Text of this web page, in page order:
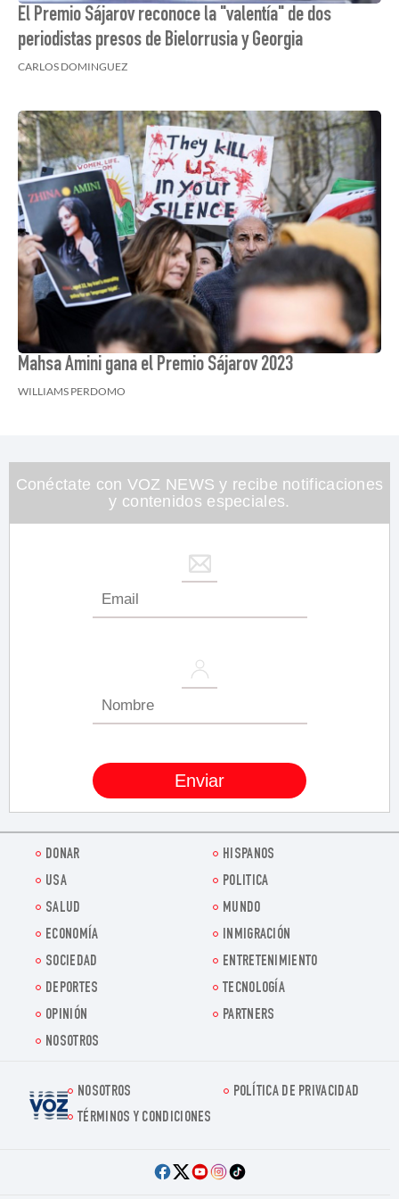
El Premio Sájarov reconoce la "valentía" de dos
periodistas presos de Bielorrusia y Georgia
CARLOS DOMINGUEZ
Mahsa Amini gana el Premio Sájarov 2023
WILLIAMS PERDOMO
Conéctate con VOZ NEWS y recibe notificaciones
y contenidos especiales.
DONAR
HISPANOS
USA
POLITICA
SALUD
MUNDO
ECONOMÍA
INMIGRACIÓN
SOCIEDAD
ENTRETENIMIENTO
DEPORTES
TECNOLOGÍA
OPINIÓN
PARTNERS
NOSOTROS
Voz.us
NOSOTROS
POLÍTICA DE PRIVACIDAD
TÉRMINOS Y CONDICIONES